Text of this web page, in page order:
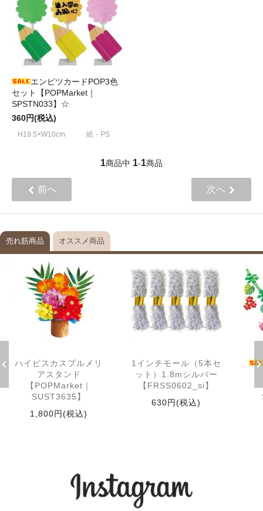
エンピツカードPOP3色
セット【POPMarket｜
SPSTN033】☆
360円(税込)
H19.5×W10cm 紙・PS
1商品中 1-1商品
前へ 次へ
売れ筋商品 オススメ商品
ハイビスカスプルメリ
アスタンド
【POPMarket｜
SUST3635】
1,800円(税込)
1インチモール（5本セ
ット）1.8mシルバー
【FRSS0602_si】
630円(税込)